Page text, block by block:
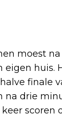
moest
eigen huis.
finale
na drie
scoren